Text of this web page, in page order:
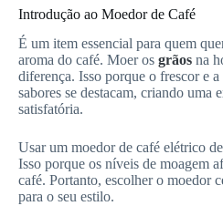
Introdução ao Moedor de Café
É um item essencial para quem
aroma do café. Moer os grãos na
diferença. Isso porque o frescor e
sabores se destacam, criando uma
satisfatória.
Usar um moedor de café elétrico
Isso porque os níveis de moagem
café. Portanto, escolher o moedor
para o seu estilo.